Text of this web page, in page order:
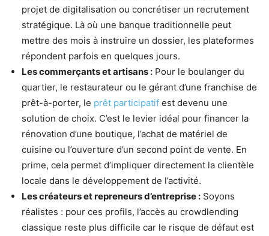
projet de digitalisation ou concrétiser un recrutement
stratégique. Là où une banque traditionnelle peut
mettre des mois à instruire un dossier, les plateformes
répondent parfois en quelques jours.
Les commerçants et artisans : Pour le boulanger du
quartier, le restaurateur ou le gérant d’une franchise de
prêt-à-porter, le prêt participatif est devenu une
solution de choix. C’est le levier idéal pour financer la
rénovation d’une boutique, l’achat de matériel de
cuisine ou l’ouverture d’un second point de vente. En
prime, cela permet d’impliquer directement la clientèle
locale dans le développement de l’activité.
Les créateurs et repreneurs d’entreprise : Soyons
réalistes : pour ces profils, l’accès au crowdlending
classique reste plus difficile car le risque de défaut est